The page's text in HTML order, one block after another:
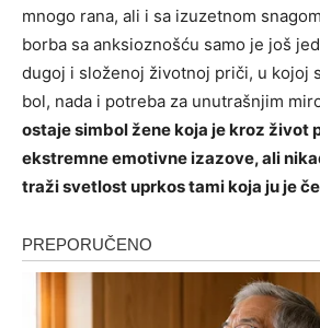
mnogo rana, ali i sa izuzetnom
borba sa anksioznošću samo je još
dugoj i složenoj životnoj priči, u kojoj
bol, nada i potreba za unutrašnjim
ostaje simbol žene koja je kroz život
ekstremne emotivne izazove, ali
traži svetlost uprkos tami koja ju je